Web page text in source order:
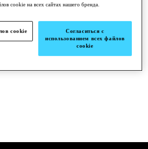
●●●
cookie на всех сайтах нашего бренда.
cookie
Согласиться с
использованием всех файлов
cookie